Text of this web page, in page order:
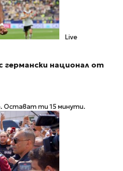
Live
германски национал от
Остават ти 15 минути.